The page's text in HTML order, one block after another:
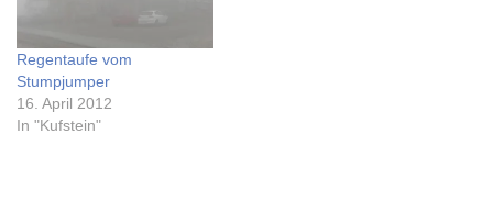
Regentaufe vom
Stumpjumper
16. April 2012
In "Kufstein"